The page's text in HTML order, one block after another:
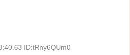
ID:tRny6QUm0